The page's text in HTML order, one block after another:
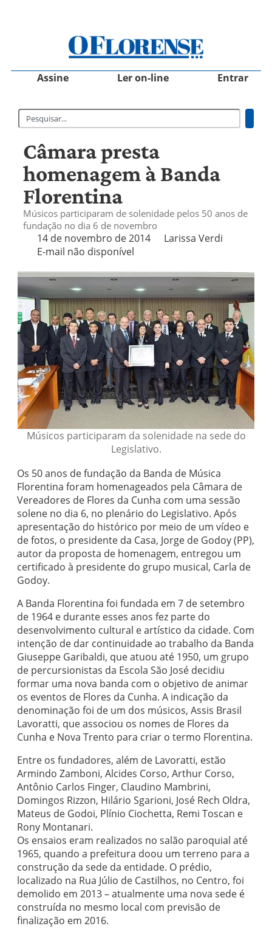
Assine Ler on-line Entrar
Câmara presta
homenagem à Banda
Florentina
Músicos participaram de solenidade pelos 50 anos de
fundação no dia 6 de novembro
14 de novembro de 2014
Larissa Verdi
E-mail não disponível
Músicos participaram da solenidade na sede do
Legislativo.
Os 50 anos de fundação da Banda de Música
Florentina foram homenageados pela Câmara de
Vereadores de Flores da Cunha com uma sessão
solene no dia 6, no plenário do Legislativo. Após
apresentação do histórico por meio de um vídeo e
de fotos, o presidente da Casa, Jorge de Godoy (PP),
autor da proposta de homenagem, entregou um
certificado à presidente do grupo musical, Carla de
Godoy.
A Banda Florentina foi fundada em 7 de setembro
de 1964 e durante esses anos fez parte do
desenvolvimento cultural e artístico da cidade. Com
intenção de dar continuidade ao trabalho da Banda
Giuseppe Garibaldi, que atuou até 1950, um grupo
de percursionistas da Escola São José decidiu
formar uma nova banda com o objetivo de animar
os eventos de Flores da Cunha. A indicação da
denominação foi de um dos músicos, Assis Brasil
Lavoratti, que associou os nomes de Flores da
Cunha e Nova Trento para criar o termo Florentina.
Entre os fundadores, além de Lavoratti, estão
Armindo Zamboni, Alcides Corso, Arthur Corso,
Antônio Carlos Finger, Claudino Mambrini,
Domingos Rizzon, Hilário Sgarioni, José Rech Oldra,
Mateus de Godoi, Plínio Ciochetta, Remi Toscan e
Rony Montanari.
Os ensaios eram realizados no salão paroquial até
1965, quando a prefeitura doou um terreno para a
construção da sede da entidade. O prédio,
localizado na Rua Júlio de Castilhos, no Centro, foi
demolido em 2013 – atualmente uma nova sede é
construída no mesmo local com previsão de
finalização em 2016.